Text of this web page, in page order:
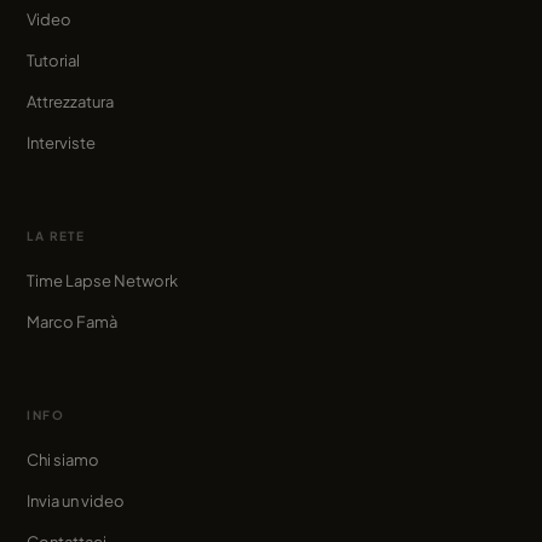
Video
Tutorial
Attrezzatura
Interviste
LA RETE
Time Lapse Network
Marco Famà
INFO
Chi siamo
Invia un video